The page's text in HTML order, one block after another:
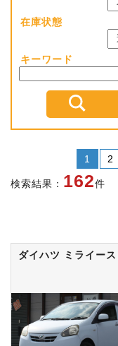
在庫状態
キーワード
1 2
検索結果： 162件
ダイハツ ミライース